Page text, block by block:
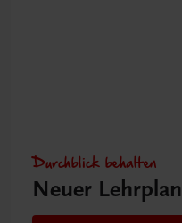
Durchblick behalten
Neuer Lehrplan